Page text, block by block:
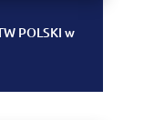
POLSKI w